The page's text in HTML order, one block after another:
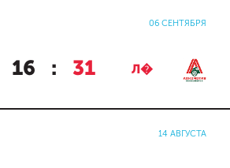
06 СЕНТЯБРЯ
16 : 31 Л�
14 АВГУСТА